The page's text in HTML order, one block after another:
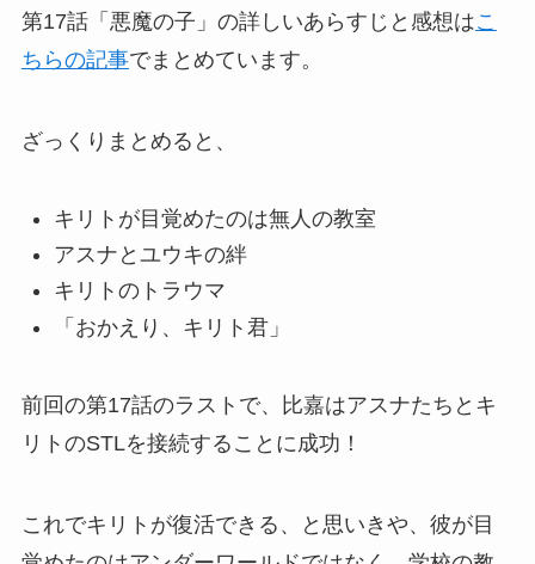
第17話「悪魔の子」の詳しいあらすじと感想はこ
ちらの記事でまとめています。
ざっくりまとめると、
キリトが目覚めたのは無人の教室
アスナとユウキの絆
キリトのトラウマ
「おかえり、キリト君」
前回の第17話のラストで、比嘉はアスナたちとキ
リトのSTLを接続することに成功！
これでキリトが復活できる、と思いきや、彼が目